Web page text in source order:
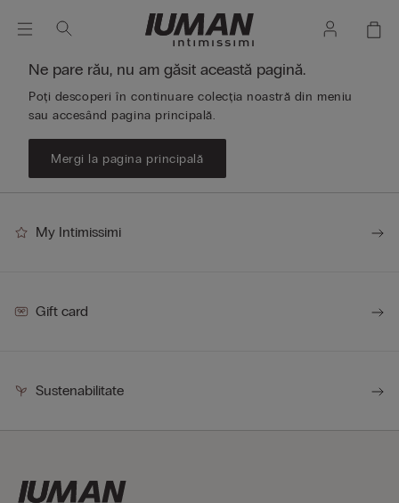
Ne pare rău, nu am găsit această pagină.
Poți descoperi în continuare colecția noastră din meniu
sau accesând pagina principală.
Mergi la pagina principală
My Intimissimi
Gift card
Sustenabilitate